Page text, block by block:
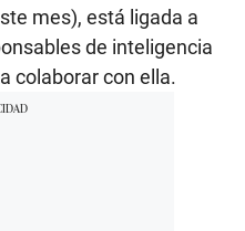
mes), está ligada a
de inteligencia
colaborar con ella.